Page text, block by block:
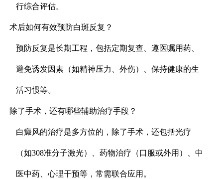
行综合评估。
术后如何有效预防白斑反复？
预防反复是长期工程，包括定期复查、遵医嘱用药、
避免诱发因素（如精神压力、外伤）、保持健康的生
活习惯等。
除了手术，还有哪些辅助治疗手段？
白癜风的治疗是多方位的，除了手术，还包括光疗
（如308准分子激光）、药物治疗（口服或外用）、中
医中药、心理干预等，常需联合应用。